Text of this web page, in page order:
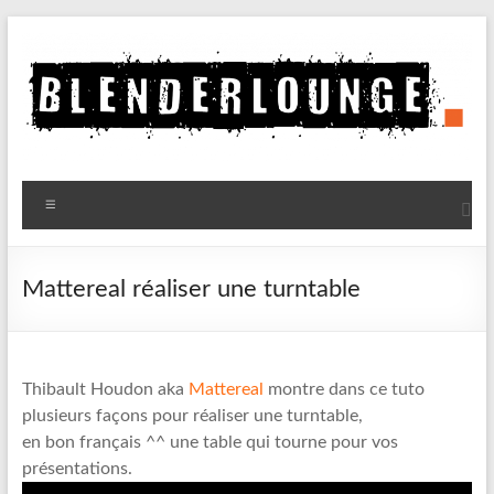
contenu
Blenderlounge
Le
de
Mattereal réaliser une turntable
Thibault Houdon aka Mattereal
montre dans ce tuto
plusieurs façons pour réaliser une turntable,
en bon français ^^ une table qui tourne pour vos
présentations.